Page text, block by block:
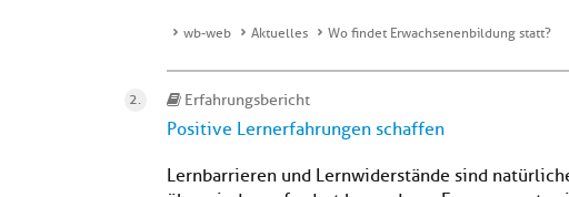
wb-web Aktuelles Wo findet Erwachsenenbildung statt?
Erfahrungsbericht
Positive Lernerfahrungen schaffen
Lernbarrieren und Lernwiderstände sind